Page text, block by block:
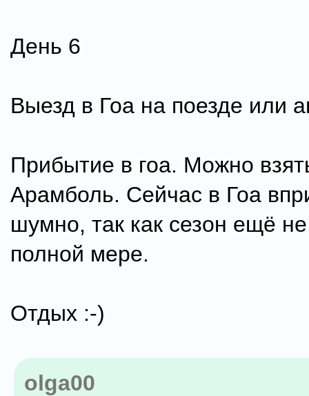
День 6
Выезд в Гоа на поезде или
Прибытие в гоа. Можно
Арамболь. Сейчас в Гоа
шумно, так как сезон ещё
полной мере.
Отдых :-)
olga00